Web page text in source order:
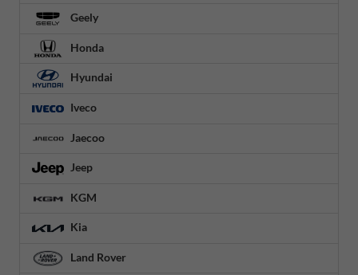
Geely
Honda
Hyundai
Iveco
Jaecoo
Jeep
KGM
Kia
Land Rover